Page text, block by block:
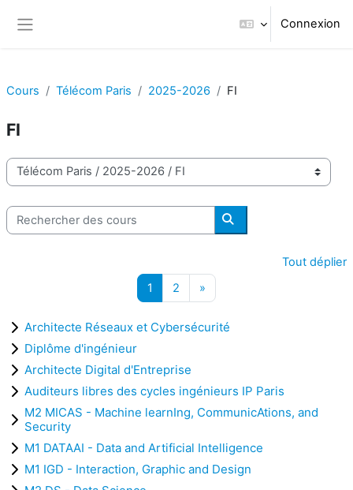
Connexion
Cours Télécom Paris 2025-2026 FI
FI
Catégories de cours
Rechercher des cours
Rechercher des cours
Tout déplier
1 Page 1
2 Page 2
»
Architecte Réseaux et Cybersécurité
Diplôme d'ingénieur
Architecte Digital d'Entreprise
Auditeurs libres des cycles ingénieurs IP Paris
M2 MICAS - Machine learnIng, CommunicAtions, and
Security
M1 DATAAI - Data and Artificial Intelligence
M1 IGD - Interaction, Graphic and Design